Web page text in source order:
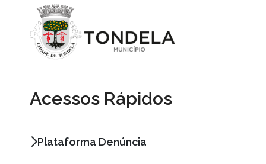
Acessos Rápidos
Plataforma Denúncia